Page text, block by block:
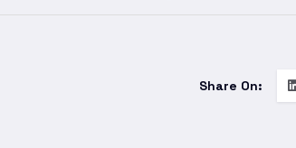
Share On: